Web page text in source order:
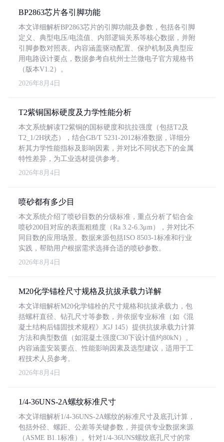
BP2863芯片各引脚功能
本文详细解析BP2863芯片的引脚功能及参数，包括各引脚
定义、典型电压/电流值、内部逻辑关系等核心数据，并附
引脚参数对照表。内容涵盖驱动配置、保护机制及典型应
用电路设计要点，数据参考自杭州士兰微电子官方规格书
（版本V1.2）。
2026年8月4日
T2紫铜国标硬度及力学性能分析
本文系统解读T2紫铜的国标硬度和抗拉强度（包括T2及
T2_1/2H状态），结合GB/T 5231-2012标准数据，详细分
析其力学性能指标及影响因素，并对比不同状态下的金属
特性差异，为工业选材提供参考。
2026年8月4日
喷砂都有多少目
本文系统介绍了喷砂目数的分级标准，重点分析了铝合金
喷砂200目对应的表面粗糙度（Ra 3.2-6.3μm），并对比不
同目数的应用场景。数据来源包括ISO 8503-1标准和行业
实践，帮助用户根据需求选择合适的喷砂参数。
2026年8月4日
M20化学锚栓尺寸规格及抗拔承载力详解
本文详细解析M20化学锚栓的尺寸规格和抗拔承载力，包
括螺杆直径、钻孔尺寸等参数，并依据专业标准（如《混
凝土结构后锚固技术规程》JGJ 145）提供抗拔承载力计算
方法和典型数值（如混凝土强度C30下设计值约80kN）。
内容涵盖安装要点、性能影响因素及选型建议，适用于工
程技术人员参考。
2026年8月4日
1/4-36UNS-2A螺纹标准尺寸
本文详细解析1/4-36UNS-2A螺纹的标准尺寸及底孔计算，
包括外径、螺距、公差等关键参数，并提供专业数据来源
（ASME B1.1标准）。针对1/4-36UNS螺纹底孔尺寸的常